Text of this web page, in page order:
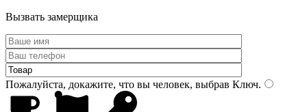
Вызвать замерщика
Пожалуйста, докажите, что вы человек, выбрав Ключ.